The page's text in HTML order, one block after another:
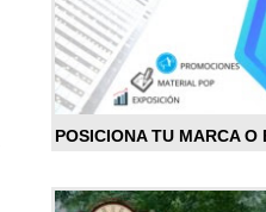
POSICIONA TU MARCA O